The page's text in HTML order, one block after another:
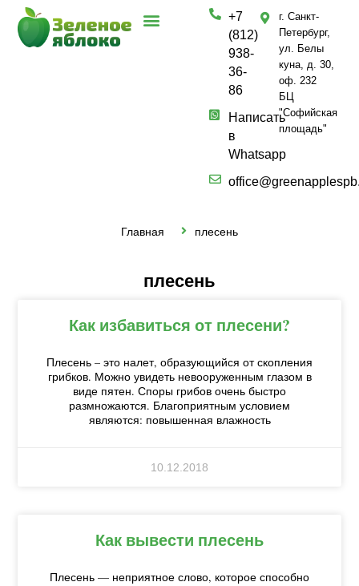
+7
(812)
938-
36-
86
Написать
в
Whatsapp
г. Санкт-
Петербург,
ул. Белы
куна, д. 30,
оф. 232
БЦ
"Софийская
площадь"
Главная плесень
плесень
Как избавиться от плесени?
Плесень – это налет, образующийся от скопления
грибков. Можно увидеть невооруженным глазом в
виде пятен. Споры грибов очень быстро
размножаются. Благоприятным условием
являются: повышенная влажность
10.12.2018
Как вывести плесень
Плесень — неприятное слово, которое способно